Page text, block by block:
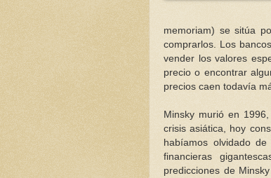
memoriam) se sitúa
comprarlos. Los
vender los valores
precio o encontrar
precios caen todavía
Minsky murió en
crisis asiática, hoy
habíamos olvidado
financieras
predicciones de